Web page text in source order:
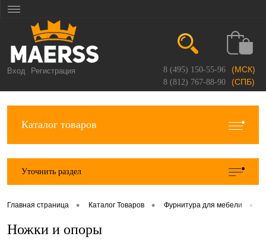
Вход Регистрация 8 (495) 150-55-96 (МСК)
8 (812) 767-88-90 (СПБ)
Каталог товаров
Уточнить раздел
Главная страница • Каталог Товаров • Фурнитура для мебели •
Ножки и опоры